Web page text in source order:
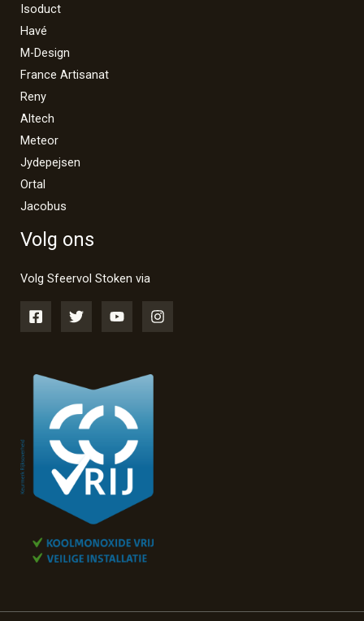
Isoduct
Havé
M-Design
France Artisanat
Reny
Altech
Meteor
Jydepejsen
Ortal
Jacobus
Volg ons
Volg Sfeervol Stoken via